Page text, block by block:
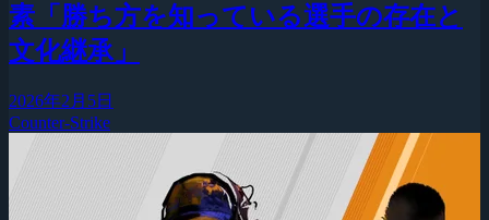
素「勝ち方を知っている選手の存在と
文化継承」
2026年2月5日
Counter-Strike